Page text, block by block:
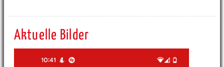
Aktuelle Bilder